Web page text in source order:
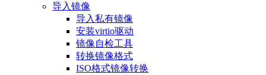
导入镜像
导入私有镜像
安装virtio驱动
镜像自检工具
转换镜像格式
ISO格式镜像转换